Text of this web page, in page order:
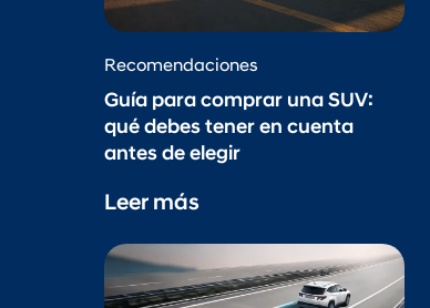
Recomendaciones
Guía para comprar una SUV:
qué debes tener en cuenta
antes de elegir
Leer más